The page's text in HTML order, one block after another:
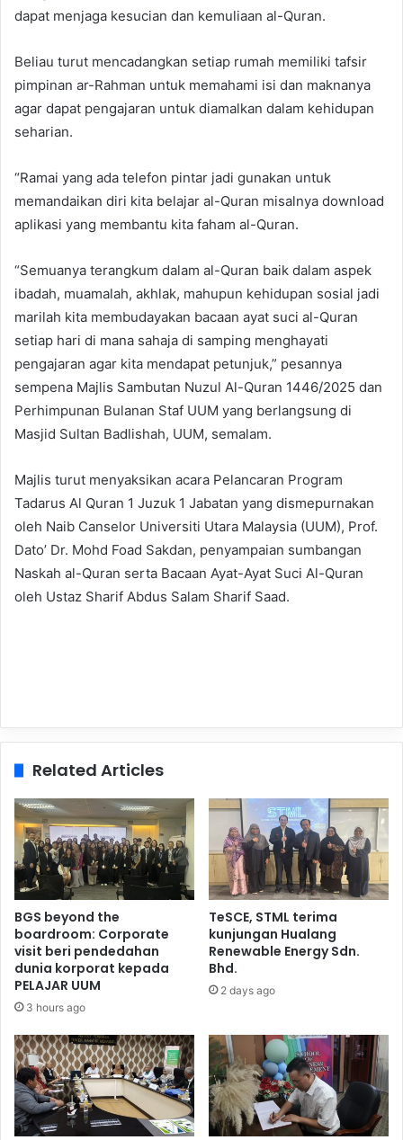
dapat menjaga kesucian dan kemuliaan al-Quran.
Beliau turut mencadangkan setiap rumah memiliki tafsir
pimpinan ar-Rahman untuk memahami isi dan maknanya
agar dapat pengajaran untuk diamalkan dalam kehidupan
seharian.
“Ramai yang ada telefon pintar jadi gunakan untuk
memandaikan diri kita belajar al-Quran misalnya download
aplikasi yang membantu kita faham al-Quran.
“Semuanya terangkum dalam al-Quran baik dalam aspek
ibadah, muamalah, akhlak, mahupun kehidupan sosial jadi
marilah kita membudayakan bacaan ayat suci al-Quran
setiap hari di mana sahaja di samping menghayati
pengajaran agar kita mendapat petunjuk,” pesannya
sempena Majlis Sambutan Nuzul Al-Quran 1446/2025 dan
Perhimpunan Bulanan Staf UUM yang berlangsung di
Masjid Sultan Badlishah, UUM, semalam.
Majlis turut menyaksikan acara Pelancaran Program
Tadarus Al Quran 1 Juzuk 1 Jabatan yang dismepurnakan
oleh Naib Canselor Universiti Utara Malaysia (UUM), Prof.
Dato’ Dr. Mohd Foad Sakdan, penyampaian sumbangan
Naskah al-Quran serta Bacaan Ayat-Ayat Suci Al-Quran
oleh Ustaz Sharif Abdus Salam Sharif Saad.
Related Articles
BGS beyond the
boardroom: Corporate
visit beri pendedahan
dunia korporat kepada
PELAJAR UUM
3 hours ago
TeSCE, STML terima
kunjungan Hualang
Renewable Energy Sdn.
Bhd.
2 days ago